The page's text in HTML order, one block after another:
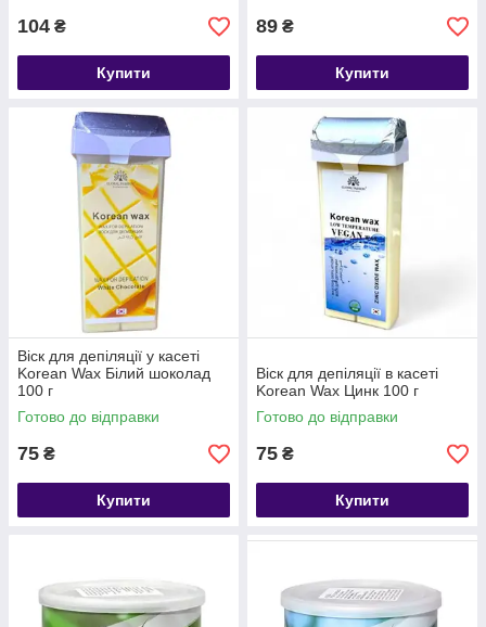
104 ₴
Купити
89 ₴
Купити
Віск для депіляції у касеті
Korean Wax Білий шоколад
100 г
Готово до відправки
75 ₴
Купити
Віск для депіляції в касеті
Korean Wax Цинк 100 г
Готово до відправки
75 ₴
Купити